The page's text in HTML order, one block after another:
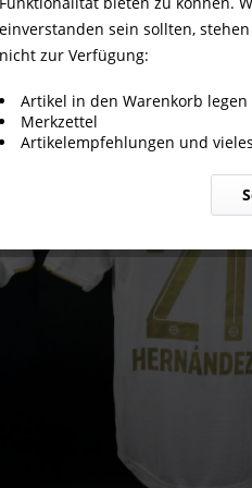
gegen
einverstanden sein sollten,
nicht zur Verfügung:
Artikel in den Warenkorb legen
Merkzettel
Artikelempfehlungen und